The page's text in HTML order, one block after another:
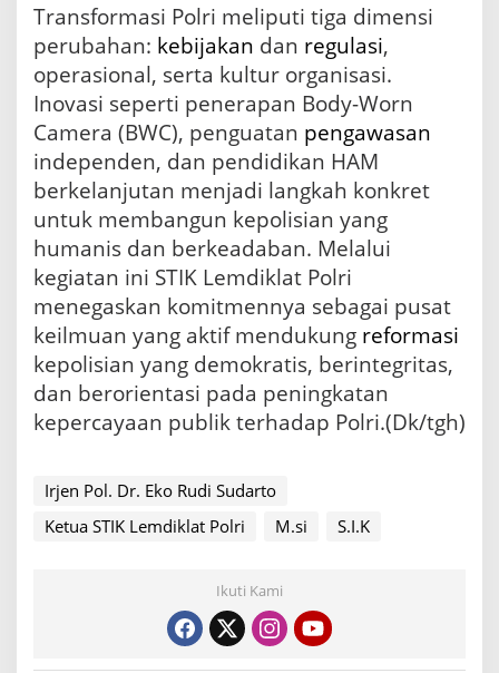
g
i
p
a
t
u
N
e
g
r
a
Transformasi Polri meliputi tiga dimensi
perubahan: kebijakan dan regulasi,
operasional, serta kultur organisasi.
Inovasi seperti penerapan Body-Worn
Camera (BWC), penguatan pengawasan
independen, dan pendidikan HAM
berkelanjutan menjadi langkah konkret
untuk membangun kepolisian yang
humanis dan berkeadaban. Melalui
kegiatan ini STIK Lemdiklat Polri
menegaskan komitmennya sebagai pusat
keilmuan yang aktif mendukung reformasi
kepolisian yang demokratis, berintegritas,
dan berorientasi pada peningkatan
kepercayaan publik terhadap Polri.(Dk/tgh)
Irjen Pol. Dr. Eko Rudi Sudarto
Ketua STIK Lemdiklat Polri
M.si S.I.K
Ikuti Kami